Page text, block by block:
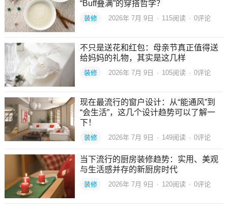
“Buff叠满”的穿搭哲学？
装修 2026年 7月 9日 · 115阅读 · 0评论
不只是送花和红包：母亲节真正值得送
给妈妈的礼物，其实是这几样
装修 2026年 7月 9日 · 105阅读 · 0评论
现在最流行的窗户设计：从“能通风”到
“会生活”，这几个设计趋势可以了解一
下！
装修 2026年 7月 9日 · 149阅读 · 0评论
当下流行的厨房装修趋势：实用、美观
与生活感并存的新厨房时代
装修 2026年 7月 9日 · 120阅读 · 0评论